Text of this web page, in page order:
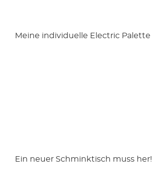
Meine individuelle Electric Palette
Ein neuer Schminktisch muss her!